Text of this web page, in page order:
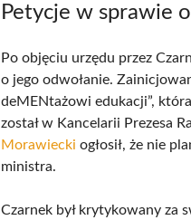
Petycje w sprawie
Po objęciu urzędu przez
o jego odwołanie.
deMENtażowi edukacji”,
został w Kancelarii Prezesa
Morawiecki ogłosił, że nie
ministra.
Czarnek był krytykowany za